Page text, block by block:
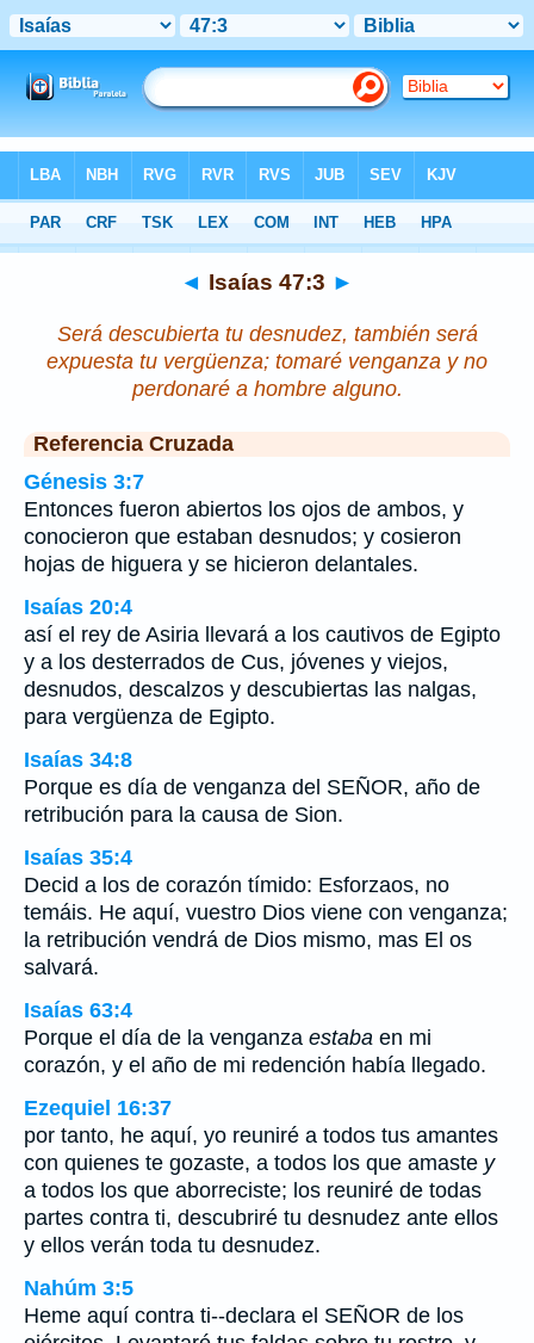
>Isaías > Capítulo 47> Verso 3
◄ Isaías 47:3 ►
Será descubierta tu desnudez, también será
expuesta tu vergüenza; tomaré venganza y no
perdonaré a hombre alguno.
Referencia Cruzada
Génesis 3:7
Entonces fueron abiertos los ojos de ambos, y
conocieron que estaban desnudos; y cosieron
hojas de higuera y se hicieron delantales.
Isaías 20:4
así el rey de Asiria llevará a los cautivos de Egipto
y a los desterrados de Cus, jóvenes y viejos,
desnudos, descalzos y descubiertas las nalgas,
para vergüenza de Egipto.
Isaías 34:8
Porque es día de venganza del SEÑOR, año de
retribución para la causa de Sion.
Isaías 35:4
Decid a los de corazón tímido: Esforzaos, no
temáis. He aquí, vuestro Dios viene con venganza;
la retribución vendrá de Dios mismo, mas El os
salvará.
Isaías 63:4
Porque el día de la venganza estaba en mi
corazón, y el año de mi redención había llegado.
Ezequiel 16:37
por tanto, he aquí, yo reuniré a todos tus amantes
con quienes te gozaste, a todos los que amaste y
a todos los que aborreciste; los reuniré de todas
partes contra ti, descubriré tu desnudez ante ellos
y ellos verán toda tu desnudez.
Nahúm 3:5
Heme aquí contra ti--declara el SEÑOR de los